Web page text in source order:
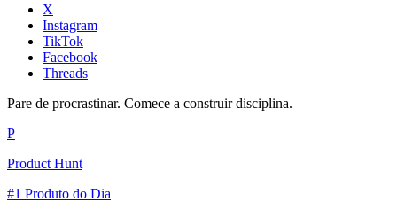
X
Instagram
TikTok
Facebook
Threads
Pare de procrastinar. Comece a construir disciplina.
P
Product Hunt
#1 Produto do Dia